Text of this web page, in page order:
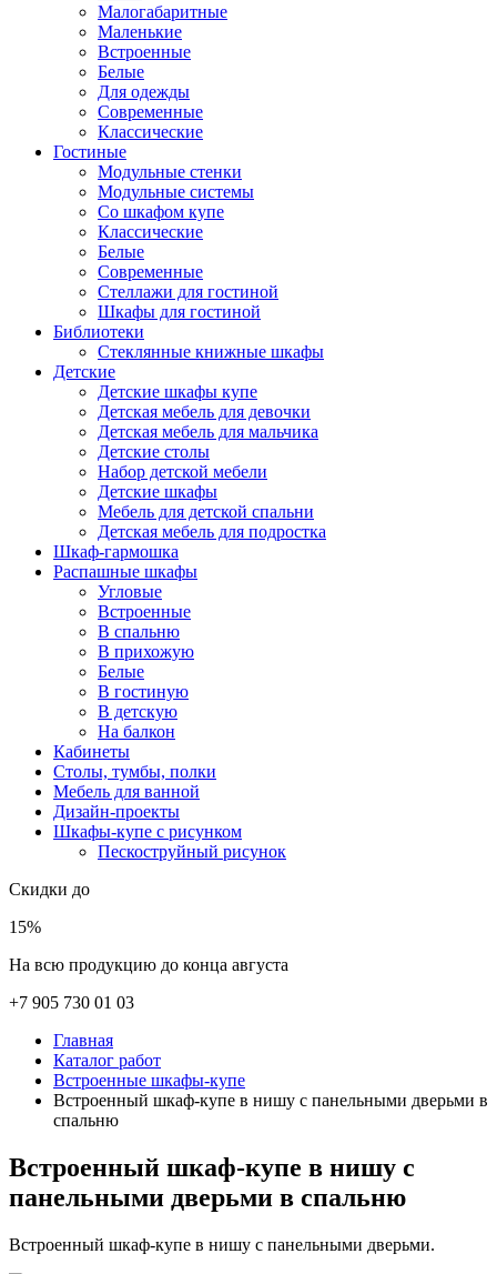
Малогабаритные
Маленькие
Встроенные
Белые
Для одежды
Современные
Классические
Гостиные
Модульные стенки
Модульные системы
Со шкафом купе
Классические
Белые
Современные
Стеллажи для гостиной
Шкафы для гостиной
Библиотеки
Стеклянные книжные шкафы
Детские
Детские шкафы купе
Детская мебель для девочки
Детская мебель для мальчика
Детские столы
Набор детской мебели
Детские шкафы
Мебель для детской спальни
Детская мебель для подростка
Шкаф-гармошка
Распашные шкафы
Угловые
Встроенные
В спальню
В прихожую
Белые
В гостиную
В детскую
На балкон
Кабинеты
Столы, тумбы, полки
Мебель для ванной
Дизайн-проекты
Шкафы-купе с рисунком
Пескоструйный рисунок
Скидки до
15%
На всю продукцию до конца августа
+7 905 730 01 03
Главная
Каталог работ
Встроенные шкафы-купе
Встроенный шкаф-купе в нишу с панельными дверьми в
спальню
Встроенный шкаф-купе в нишу с
панельными дверьми в спальню
Встроенный шкаф-купе в нишу с панельными дверьми.